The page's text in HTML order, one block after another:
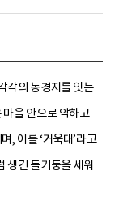
각의 농경지를 잇는
을 안으로 악하고
, 이를 ‘거욱대’라고
생긴 돌기둥을 세워